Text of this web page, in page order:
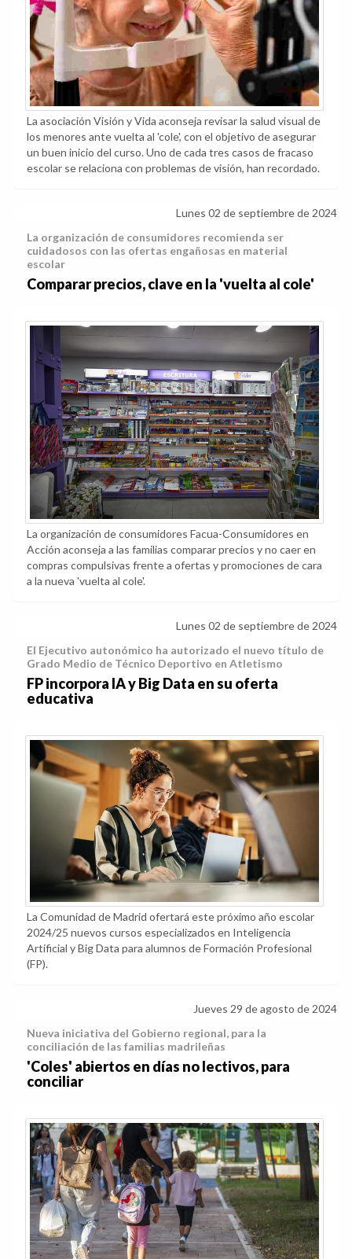
La asociación Visión y Vida aconseja revisar la salud visual de
los menores ante vuelta al 'cole', con el objetivo de asegurar
un buen inicio del curso. Uno de cada tres casos de fracaso
escolar se relaciona con problemas de visión, han recordado.
Lunes 02 de septiembre de 2024
La organización de consumidores recomienda ser
cuidadosos con las ofertas engañosas en material
escolar
Comparar precios, clave en la 'vuelta al cole'
La organización de consumidores Facua-Consumidores en
Acción aconseja a las familias comparar precios y no caer en
compras compulsivas frente a ofertas y promociones de cara
a la nueva 'vuelta al cole'.
Lunes 02 de septiembre de 2024
El Ejecutivo autonómico ha autorizado el nuevo título de
Grado Medio de Técnico Deportivo en Atletismo
FP incorpora IA y Big Data en su oferta
educativa
La Comunidad de Madrid ofertará este próximo año escolar
2024/25 nuevos cursos especializados en Inteligencia
Artificial y Big Data para alumnos de Formación Profesional
(FP).
Jueves 29 de agosto de 2024
Nueva iniciativa del Gobierno regional, para la
conciliación de las familias madrileñas
'Coles' abiertos en días no lectivos, para
conciliar